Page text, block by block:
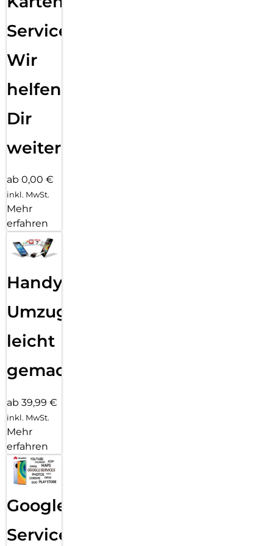
Service:
Wir
helfen
Dir
weiter
ab 0,00 €
inkl. MwSt.
Mehr
erfahren
Handy
Umzug
leicht
gemacht!
ab 39,99 €
inkl. MwSt.
Mehr
erfahren
Google
Services